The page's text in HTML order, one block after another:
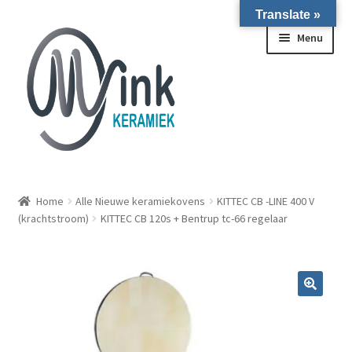
Ga door naar navigatie
Ga naar de inhoud
Menu
WIERINGERWERF
Home Alle Nieuwe keramiekovens
KITTEC CB -LINE 400 V
(krachtstroom)
KITTEC CB 120s + Bentrup tc-66 regelaar
Translate »